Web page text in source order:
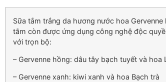
Sữa tắm trắng da hương nước hoa
tắm còn được ứng dụng công nghệ độc
với trọn bộ:
– Gervenne hồng: dâu tây bạch tuyết và hoa
– Gervenne xanh: kiwi xanh và hoa Bạch trà